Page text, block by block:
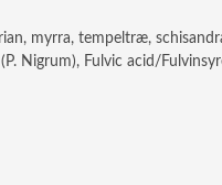
myrra, tempeltræ,
Nigrum), Fulvic acid/